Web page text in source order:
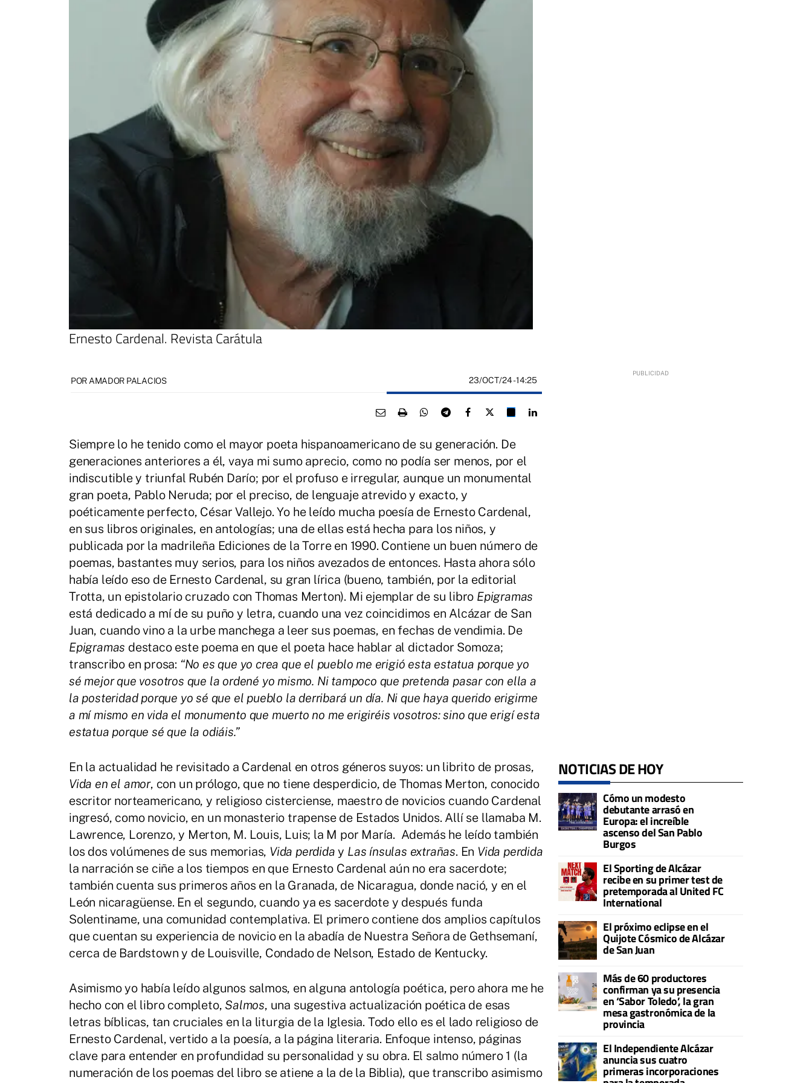
Ernesto Cardenal. Revista Carátula
POR AMADOR PALACIOS 23/OCT/24- 14:25
Siempre lo he tenido como el mayor poeta hispanoamericano de su generación. De
generaciones anteriores a él, vaya mi sumo aprecio, como no podía ser menos, por el
indiscutible y triunfal Rubén Darío; por el profuso e irregular, aunque un monumental
gran poeta, Pablo Neruda; por el preciso, de lenguaje atrevido y exacto, y
poéticamente perfecto, César Vallejo. Yo he leído mucha poesía de Ernesto Cardenal,
en sus libros originales, en antologías; una de ellas está hecha para los niños, y
publicada por la madrileña Ediciones de la Torre en 1990. Contiene un buen número de
poemas, bastantes muy serios, para los niños avezados de entonces. Hasta ahora sólo
había leído eso de Ernesto Cardenal, su gran lírica (bueno, también, por la editorial
Trotta, un epistolario cruzado con Thomas Merton). Mi ejemplar de su libro Epigramas
está dedicado a mí de su puño y letra, cuando una vez coincidimos en Alcázar de San
Juan, cuando vino a la urbe manchega a leer sus poemas, en fechas de vendimia. De
Epigramas destaco este poema en que el poeta hace hablar al dictador Somoza;
transcribo en prosa: “No es que yo crea que el pueblo me erigió esta estatua porque yo
sé mejor que vosotros que la ordené yo mismo. Ni tampoco que pretenda pasar con ella a
la posteridad porque yo sé que el pueblo la derribará un día. Ni que haya querido erigirme
a mí mismo en vida el monumento que muerto no me erigiréis vosotros: sino que erigí esta
estatua porque sé que la odiáis.”
En la actualidad he revisitado a Cardenal en otros géneros suyos: un librito de prosas,
Vida en el amor, con un prólogo, que no tiene desperdicio, de Thomas Merton, conocido
escritor norteamericano, y religioso cisterciense, maestro de novicios cuando Cardenal
ingresó, como novicio, en un monasterio trapense de Estados Unidos. Allí se llamaba M.
Lawrence, Lorenzo, y Merton, M. Louis, Luis; la M por María. Además he leído también
los dos volúmenes de sus memorias, Vida perdida y Las ínsulas extrañas. En Vida perdida
la narración se ciñe a los tiempos en que Ernesto Cardenal aún no era sacerdote;
también cuenta sus primeros años en la Granada, de Nicaragua, donde nació, y en el
León nicaragüense. En el segundo, cuando ya es sacerdote y después funda
Solentiname, una comunidad contemplativa. El primero contiene dos amplios capítulos
que cuentan su experiencia de novicio en la abadía de Nuestra Señora de Gethsemaní,
cerca de Bardstown y de Louisville, Condado de Nelson, Estado de Kentucky.
Asimismo yo había leído algunos salmos, en alguna antología poética, pero ahora me he
hecho con el libro completo, Salmos, una sugestiva actualización poética de esas
letras bíblicas, tan cruciales en la liturgia de la Iglesia. Todo ello es el lado religioso de
Ernesto Cardenal, vertido a la poesía, a la página literaria. Enfoque intenso, páginas
clave para entender en profundidad su personalidad y su obra. El salmo número 1 (la
numeración de los poemas del libro se atiene a la de la Biblia), que transcribo asimismo
NOTICIAS DE HOY
Cómo un modesto
debutante arrasó en
Europa: el increíble
ascenso del San Pablo
Burgos
El Sporting de Alcázar
recibe en su primer test de
pretemporada al United FC
International
El próximo eclipse en el
Quijote Cósmico de Alcázar
de San Juan
Más de 60 productores
confirman ya su presencia
en ‘Sabor Toledo’, la gran
mesa gastronómica de la
provincia
El Independiente Alcázar
anuncia sus cuatro
primeras incorporaciones